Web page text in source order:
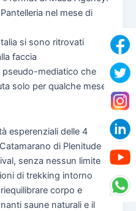
nel mese di
si sono ritrovati
faccia
pseudo-mediatico che
solo per qualche mese
esperenziali delle 4
di Plenitude
senza nessun limite
di trekking intorno
corpo e
saune naturali e il